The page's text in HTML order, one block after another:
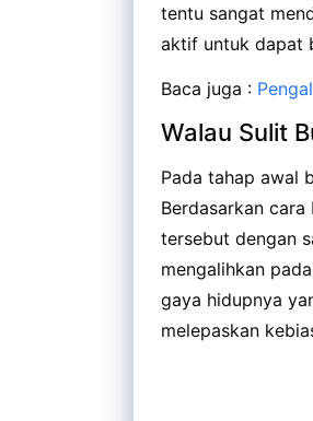
tentu sangat
aktif untuk dapat
Baca juga :
Walau Sulit
Pada tahap awal
Berdasarkan
tersebut dengan
mengalihkan
gaya hidupnya
melepaskan